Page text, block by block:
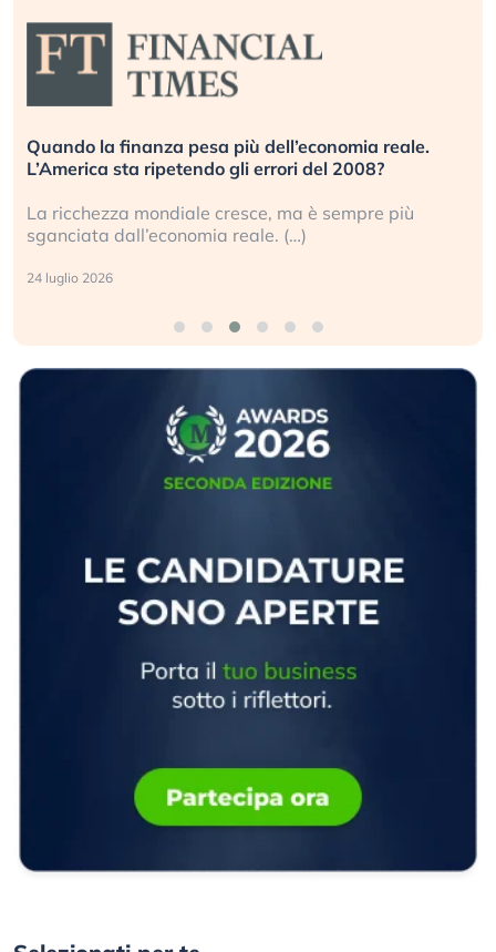
Quando la finanza pesa più dell’economia reale.
L’America sta ripetendo gli errori del 2008?
La ricchezza mondiale cresce, ma è sempre più
sganciata dall’economia reale. (…)
24 luglio 2026